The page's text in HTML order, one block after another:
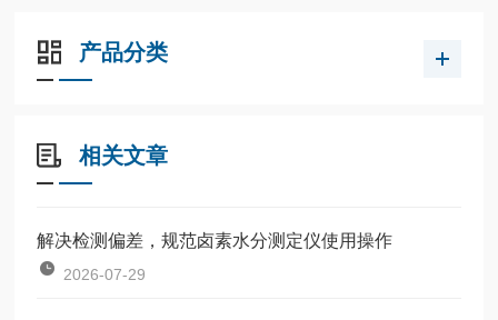
产品分类
相关文章
解决检测偏差，规范卤素水分测定仪使用操作
2026-07-29